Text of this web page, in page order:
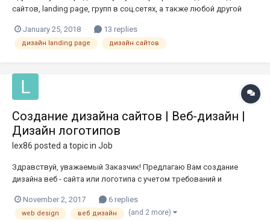
сайтов, landing page, групп в соц.сетях, а также любой другой
удобный, не шаблонный, уникальный дизайн, высокого качества.
Малая часть портфолио https://www.behance.net/Nikker123f...
January 25, 2018 13 replies
дизайн landing page дизайн сайтов
Создание дизайна сайтов | Веб-дизайн |
Дизайн логотипов
lex86 posted a topic in Job
Здравствуй, уважаемый Заказчик! Предлагаю Вам создание
дизайна веб - сайта или логотипа с учетом требований и
для достижения максимально эффективных результатов вашего
проекта. Опыт работы в сфере - более 4х лет. Выполнено около
November 2, 2017 6 replies
web design веб дизайн (and 2 more)